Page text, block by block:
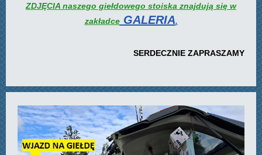
ZDJĘCIA naszego giełdowego stoiska znajdują się w
zakładceGALERIA.
SERDECZNIE ZAPRASZAMY